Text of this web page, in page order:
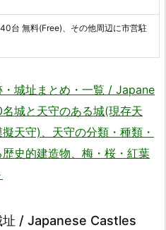
台 無料(Free)、その他周辺に市営駐
城址まとめ・一覧 / Japane
城と天守のある城(現存天
天守)、天守の分類・種類・
史的建造物、梅・桜・紅葉
址 / Japanese Castles